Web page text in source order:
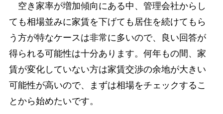
空き家率が増加傾向にある中、管理会社からし
ても相場並みに家賃を下げても居住を続けてもら
う方が特なケースは非常に多いので、良い回答が
得られる可能性は十分あります。何年もの間、家
賃が変化していない方は家賃交渉の余地が大きい
可能性が高いので、まずは相場をチェックするこ
とから始めたいです。